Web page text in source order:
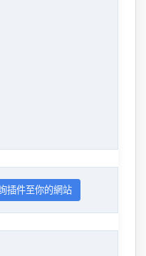
插件至你的網站